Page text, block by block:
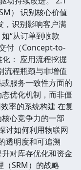
） 识别核心价值
，识别影响客户满
“从订单到收款
付（Concept-to-
： 应用流程挖掘
程瓶颈与非增值
服务一致性方面的
优化机制，而非僵
率的系统构建 在复
心竞争力的一部
讨如何利用物联网
透明度和可追溯
对库存优化和资金
（SRM）的战略